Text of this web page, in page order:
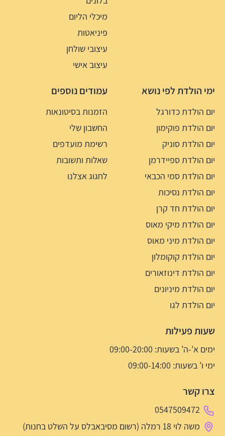
מיכלי הליום
פיניאטות
עיצובי שולחן
עיצוב אישי
ימי הולדת לפי נושא
יום הולדת כדורגל
יום הולדת פוקימון
יום הולדת סוניק
יום הולדת ספיידרמן
יום הולדת סמי הכבאי
יום הולדת נסיכות
יום הולדת חד קרן
יום הולדת מיקי מאוס
יום הולדת מיני מאוס
יום הולדת קוקומלון
יום הולדת דינוזאורים
יום הולדת מיניונים
יום הולדת לגו
עמודים נוספים
הזמנות בסיטונאות
החשבון שלי
רשימת מועדפים
שאלות ותשובות
לחגוג אצלנו
שעות פעילות
ימים א’-ה’ בשעות: 09:00-20:00
ימי ו’ בשעות: 09:00-14:00
צרו קשר
0547509472
משה לוי 18 רמלה (רשום מסיבאבלס על השלט בחנות)